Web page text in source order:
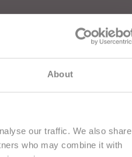
About
our traffic. We also share
who may combine it with
sich